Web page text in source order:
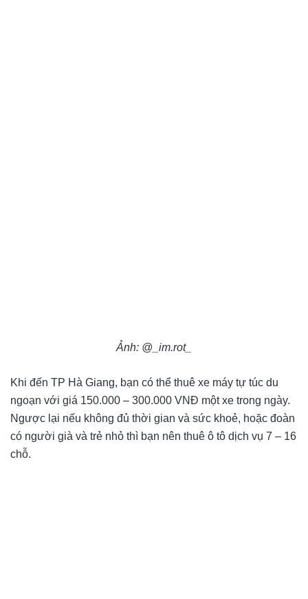
Ảnh: @_im.rot_
Khi đến TP Hà Giang, bạn có thể thuê xe máy tự túc du
ngoạn với giá 150.000 – 300.000 VNĐ một xe trong ngày.
Ngược lại nếu không đủ thời gian và sức khoẻ, hoặc đoàn
có người già và trẻ nhỏ thì bạn nên thuê ô tô dịch vụ 7 – 16
chỗ.